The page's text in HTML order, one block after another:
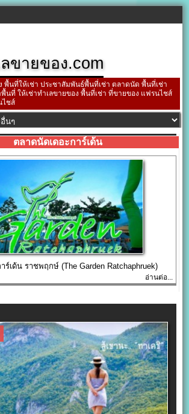
ขายของ.com
พื้นที่ให้เช่า ประชาสัมพันธ์พื้นที่เช่า ตลาดนัด พื้นที่เช่า
นที่ ให้เช่าทำเลขายของ พื้นที่เช่า ที่ขายของ แฟรนไชส์
ไชส์
ตลาดนัดเดอะการ์เด้น
ร์เด้น ราชพฤกษ์ (The Garden Ratchaphruek)
อ่านต่อ...